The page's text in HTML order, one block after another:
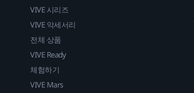
VIVE 시리즈
VIVE 악세서리
전체 상품
VIVE Ready
체험하기
VIVE Mars